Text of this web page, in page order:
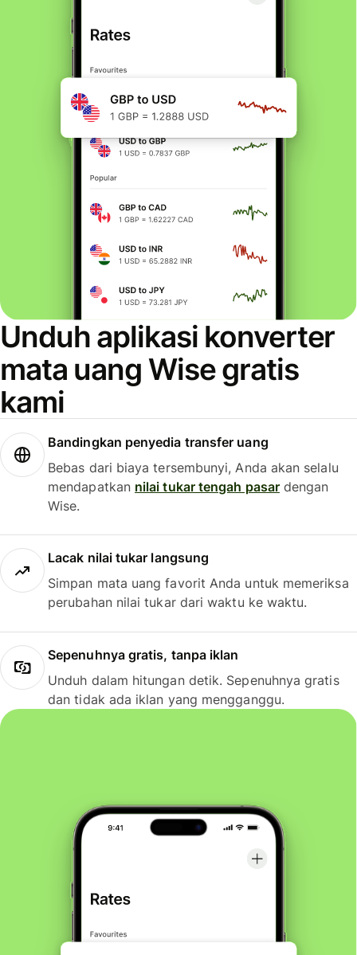
Unduh aplikasi konverter
mata uang Wise gratis
kami
Bandingkan penyedia transfer uang
Bebas dari biaya tersembunyi, Anda akan selalu
mendapatkan nilai tukar tengah pasardengan
Wise.
Lacak nilai tukar langsung
Simpan mata uang favorit Anda untuk memeriksa
perubahan nilai tukar dari waktu ke waktu.
Sepenuhnya gratis, tanpa iklan
Unduh dalam hitungan detik. Sepenuhnya gratis
dan tidak ada iklan yang mengganggu.